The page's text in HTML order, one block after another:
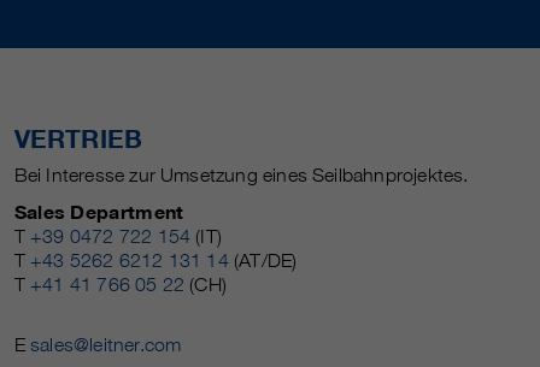
VERTRIEB
Bei Interesse zur Umsetzung eines Seilbahnprojektes.
Sales Department
T +39 0472 722 154 (IT)
T +43 5262 6212 131 14(AT/DE)
T +41 41 766 05 22 (CH)
Esales@leitner.com